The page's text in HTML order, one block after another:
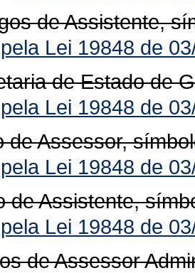
de Assistente,
Lei 19848 de
de Estado de
Lei 19848 de
de Assessor,
Lei 19848 de
de Assistente,
Lei 19848 de
de Assessor